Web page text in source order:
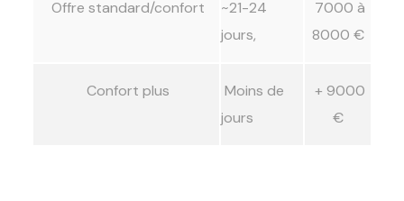
Offre standard/confort
~21-24
jours,
7000 à
8000 €
Confort plus
Moins de
jours
+ 9000
€